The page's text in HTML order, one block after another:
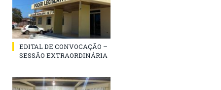
EDITAL DE CONVOCAÇÃO –
SESSÃO EXTRAORDINÁRIA